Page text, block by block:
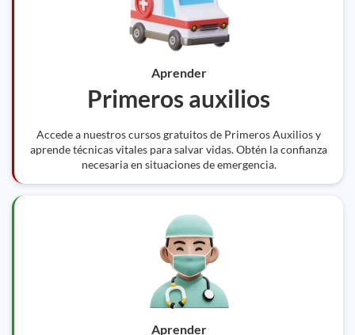
Aprender
Primeros auxilios
Accede a nuestros cursos gratuitos de Primeros Auxilios y
aprende técnicas vitales para salvar vidas. Obtén la confianza
necesaria en situaciones de emergencia.
Aprender